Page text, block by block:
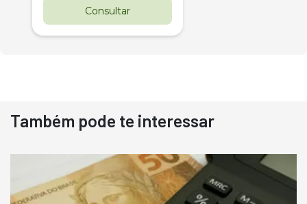
Consultar
Destaque
Usado
Pá Carregadeira Cat 966
Ano 1987
Londrina
Também pode te interessar